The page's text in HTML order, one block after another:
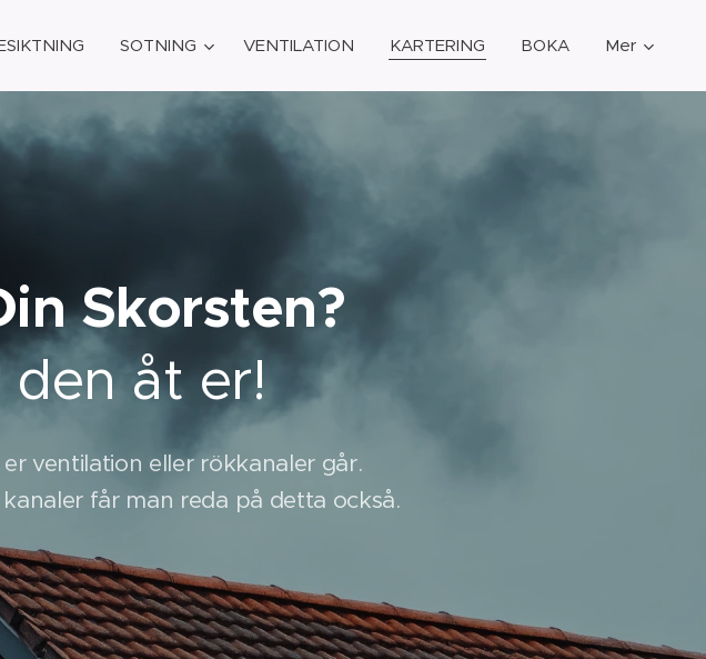
SOTNING VENTILATION KARTERING BOKA Mer
Skorsten?
den åt er!
ventilation eller rökkanaler går.
får man reda på detta också.